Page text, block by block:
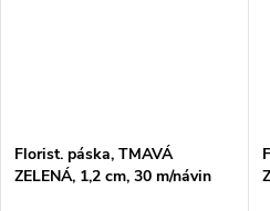
Florist. páska, TMAVÁ
ZELENÁ, 1,2 cm, 30 m/návin